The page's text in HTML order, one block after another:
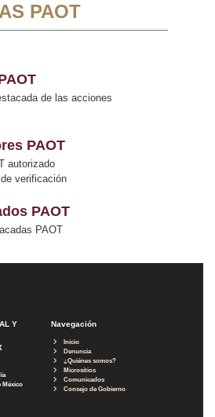
PAOT
de las acciones
PAOT
autorizado
verificación
PAOT
PAOT
Y
México
Navegación
Inicio
Denuncia
¿Quiénes somos?
Micrositios
Comunicados
Consejo de Gobierno